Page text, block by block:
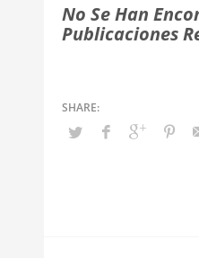
No Se Han
Publicaciones